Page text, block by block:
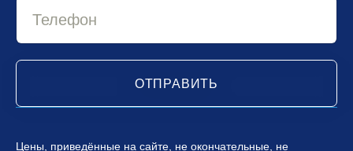
ОТПРАВИТЬ
Цены, приведённые на сайте, не окончательные, не